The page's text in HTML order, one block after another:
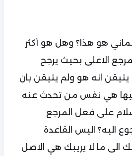
هو هذا؟ وهل هو أكثر
الاعلى بحيث يرجح
انه هو ولم يتيقن بان
هي نفس من تحدث عنه
على فعل المرجع
اليه؟ اليس القاعدة
الى ما لا يريبك هي الاصل